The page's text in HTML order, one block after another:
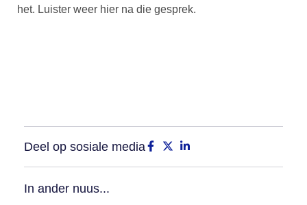
het. Luister weer hier na die gesprek.
Deel op sosiale media
In ander nuus...